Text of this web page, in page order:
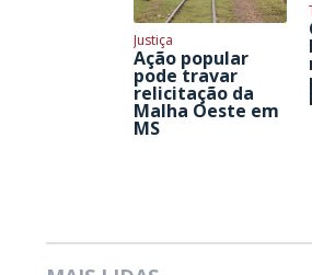
Justiça
Ação popular
pode travar
relicitação da
Malha Oeste em
MS